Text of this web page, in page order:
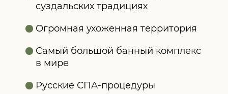
суздальских традициях
Огромная ухоженная территория
Самый большой банный комплекс
в мире
Русские СПА-процедуры